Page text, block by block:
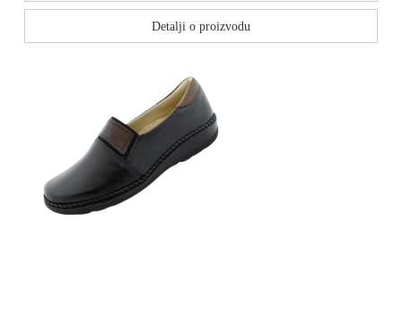
Detalji o proizvodu